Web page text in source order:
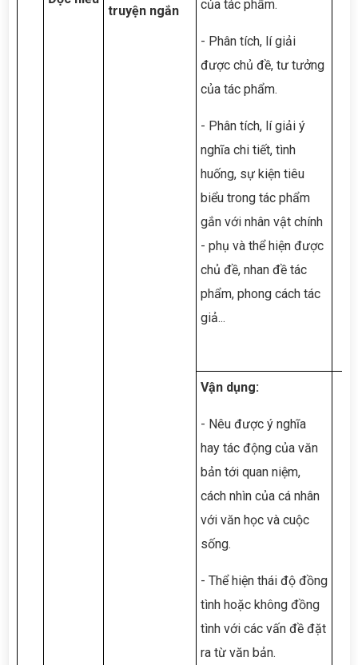
truyện ngắn của tác phẩm.
- Phân tích, lí giải
được chủ đề, tư tưởng
của tác phẩm.
- Phân tích, lí giải ý
nghĩa chi tiết, tình
huống, sự kiện tiêu
biểu trong tác phẩm
gắn với nhân vật chính
- phụ và thể hiện được
chủ đề, nhan đề tác
phẩm, phong cách tác
giả...
Vận dụng:
- Nêu được ý nghĩa
hay tác động của văn
bản tới quan niệm,
cách nhìn của cá nhân
với văn học và cuộc
sống.
- Thể hiện thái độ đồng
tình hoặc không đồng
tình với các vấn đề đặt
ra từ văn bản.